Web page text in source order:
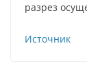
разрез
Источник